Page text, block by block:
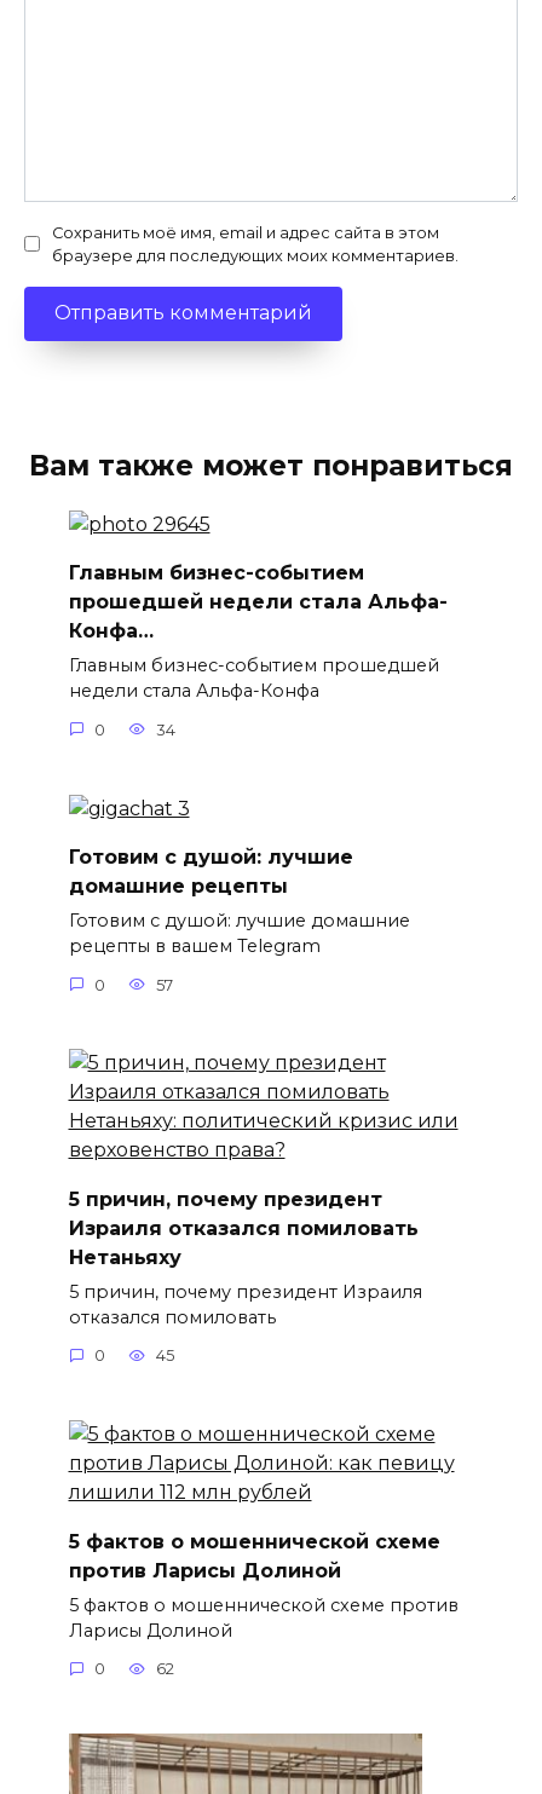
Сохранить моё имя, email и адрес сайта в этом
браузере для последующих моих комментариев.
Вам также может понравиться
Главным бизнес-событием
прошедшей недели стала Альфа-
Конфа…
Главным бизнес-событием прошедшей
недели стала Альфа-Конфа
0 34
Готовим с душой: лучшие
домашние рецепты
Готовим с душой: лучшие домашние
рецепты в вашем Telegram
0 57
5 причин, почему президент
Израиля отказался помиловать
Нетаньяху
5 причин, почему президент Израиля
отказался помиловать
0 45
5 фактов о мошеннической схеме
против Ларисы Долиной
5 фактов о мошеннической схеме против
Ларисы Долиной
0 62